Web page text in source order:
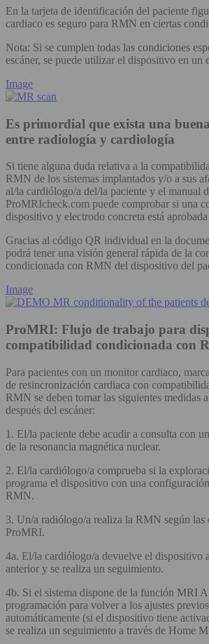
En la tarjeta de identificación del paciente
cardiaco es seguro para RMN en ciertas
Nota: Si se cumplen todas las condiciones
escáner, se puede utilizar el dispositivo en un
Image
Es primordial que exista una
entre radiología y cardiología
Si tiene alguna duda relativa a la
RMN de los sistemas implantados y/o a sus
al/la cardiólogo/a del/la paciente y el manual
ProMRIcheck.com puede comprobar si una
dispositivo y electrodo concreta está
Gracias al código QR individual en la
podrá tener una visión general rápida de la
condicionada con RMN del dispositivo del
Image
ProMRI: Flujo de trabajo para
compatibilidad condicionada con
Para pacientes con un monitor cardiaco,
de resincronización cardiaca con
RMN se deben tomar las siguientes medidas
después del escáner:
1. El/la paciente debe acudir a consulta con
de la resonancia magnética nuclear.
2. El/la cardiólogo/a comprueba si la
programa el dispositivo con una
RMN.
3. Un/a radiólogo/a realiza la RMN según las
ProMRI.
4a. El/la cardiólogo/a devuelve el dispositivo
anterior y se realiza un seguimiento.
4b. Si el sistema dispone de la función MRI
programación para volver a los ajustes
automáticamente (si el dispositivo tiene
se realiza un seguimiento a través de Home